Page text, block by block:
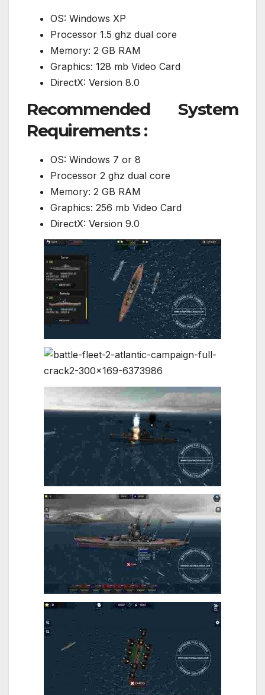
OS: Windows XP
Processor 1.5 ghz dual core
Memory: 2 GB RAM
Graphics: 128 mb Video Card
DirectX: Version 8.0
Recommended System
Requirements :
OS: Windows 7 or 8
Processor 2 ghz dual core
Memory: 2 GB RAM
Graphics: 256 mb Video Card
DirectX: Version 9.0